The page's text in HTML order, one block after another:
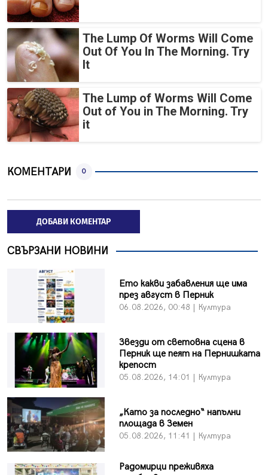
The Lump Of Worms Will Come
Out Of You In The Morning. Try
It
The Lump of Worms Will Come
Out of You in The Morning. Try
it
КОМЕНТАРИ 0
ДОБАВИ КОМЕНТАР
СВЪРЗАНИ НОВИНИ
Ето какви забавления ще има
през август в Перник
06.08.2026, 00:48 | Култура
Звезди от световна сцена в
Перник ще пеят на Пернишката
крепост
05.08.2026, 14:01 | Култура
„Като за последно“ напълни
площада в Земен
05.08.2026, 11:41 | Култура
Радомирци преживяха